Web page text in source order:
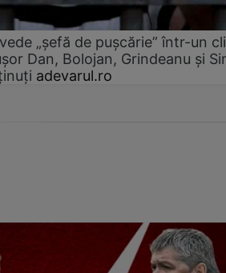
„șefă de pușcărie” într-un
Dan, Bolojan, Grindeanu și
adevarul.ro